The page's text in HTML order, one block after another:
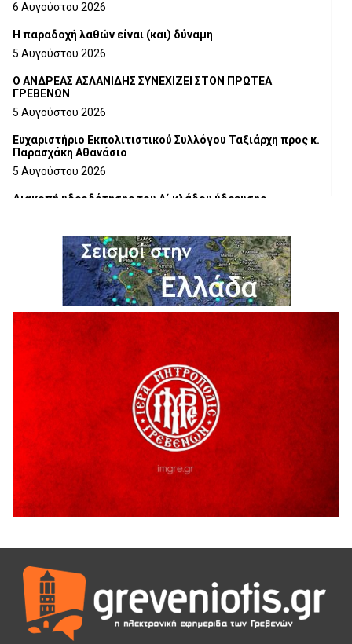
6 Αυγούστου 2026
H παραδοχή λαθών είναι (και) δύναμη
5 Αυγούστου 2026
Ο ΑΝΔΡΕΑΣ ΑΣΛΑΝΙΔΗΣ ΣΥΝΕΧΙΖΕΙ ΣΤΟΝ ΠΡΩΤΕΑ
ΓΡΕΒΕΝΩΝ
5 Αυγούστου 2026
Ευχαριστήριο Εκπολιτιστικού Συλλόγου Ταξιάρχη προς κ.
Παρασχάκη Αθανάσιο
5 Αυγούστου 2026
Διακοπή υδροδότησης του Α΄ κλάδου ύδρευσης
Η Marseaux στα Γρεβενά για μια μοναδική συναυλία
5 Αυγούστου 2026
Θερινό Σινεμά στο πλαίσιο του «Πολιτιστικού
Καλοκαιριού 2026» με την βραβευμένη ταινία «Μικρές
Ανάσες».
5 Αυγούστου 2026
Γρεβενά: Συνελήφθη 18χρονος αλλοδαπός, για κλοπή
εξοπλισμού γυμναστηρίου
5 Αυγούστου 2026
ΑΗ ΛΑΟΣ | 5 Αυγούστου | Υπαίθριο Θέατρο “Καστράκι”,
41η Γιορτή Κρασιού στο Τρίκωμο – «Γιορτή Παράδοσης»
5 Αυγούστου 2026
ΕΥΧΑΡΙΣΤΙΕΣ Φυσιολατρικού Συλλόγου Γρεβενών
4 Αυγούστου 2026
Έκτακτη χρηματοδότηση 400.000€ για επιπλέον εργασίες